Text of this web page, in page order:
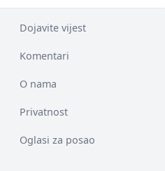
Dojavite vijest
Komentari
O nama
Privatnost
Oglasi za posao